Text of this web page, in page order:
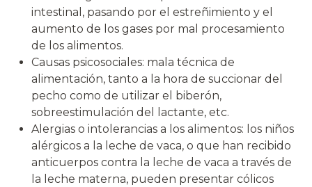
intestinal, pasando por el estreñimiento y el
aumento de los gases por mal procesamiento
de los alimentos.
Causas psicosociales: mala técnica de
alimentación, tanto a la hora de succionar del
pecho como de utilizar el biberón,
sobreestimulación del lactante, etc.
Alergias o intolerancias a los alimentos: los niños
alérgicos a la leche de vaca, o que han recibido
anticuerpos contra la leche de vaca a través de
la leche materna, pueden presentar cólicos